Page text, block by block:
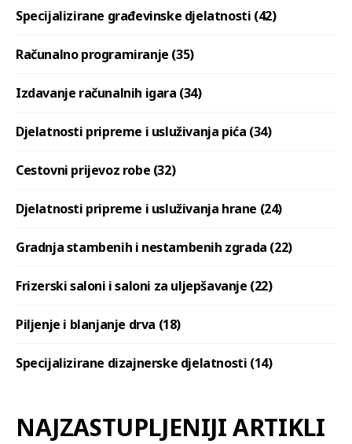
Specijalizirane građevinske djelatnosti (42)
Računalno programiranje (35)
Izdavanje računalnih igara (34)
Djelatnosti pripreme i usluživanja pića (34)
Cestovni prijevoz robe (32)
Djelatnosti pripreme i usluživanja hrane (24)
Gradnja stambenih i nestambenih zgrada (22)
Frizerski saloni i saloni za uljepšavanje (22)
Piljenje i blanjanje drva (18)
Specijalizirane dizajnerske djelatnosti (14)
NAJZASTUPLJENIJI ARTIKLI